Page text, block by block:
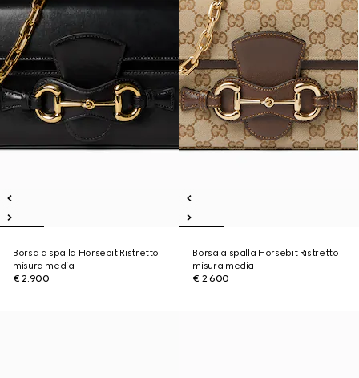
Borsa a spalla Horsebit Ristretto
misura media
€ 2.900
Borsa a spalla Horsebit Ristretto
misura media
€ 2.600